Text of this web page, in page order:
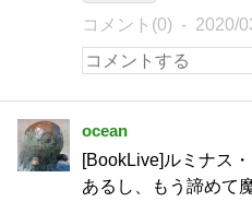
コメント(0) 2020/
ocean
[BookLive]ルミナス
あるし、もう諦めて